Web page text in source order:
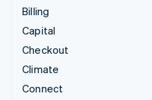
Billing
Capital
Checkout
Climate
Connect